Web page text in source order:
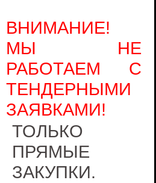
ВНИМАНИЕ!
МЫ НЕ
РАБОТАЕМ С
ТЕНДЕРНЫМИ
ЗАЯВКАМИ!
ТОЛЬКО
ПРЯМЫЕ
ЗАКУПКИ.